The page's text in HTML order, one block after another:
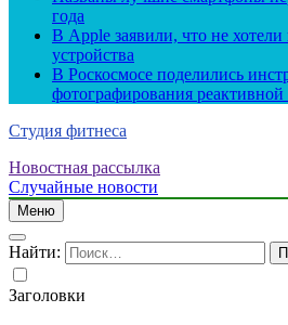
года
В Apple заявили, что не
устройства
В Роскосмосе поделились
фотографирования реактивной
Студия фитнеса
Новостная рассылка
Случайные новости
Меню
Найти:
Заголовки